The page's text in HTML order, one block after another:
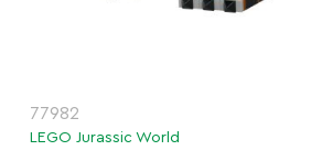
77982
LEGO Jurassic World